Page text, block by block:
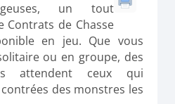
un tout
Contrats de Chasse
en jeu. Que vous
ou en groupe, des
attendent ceux qui
des monstres les